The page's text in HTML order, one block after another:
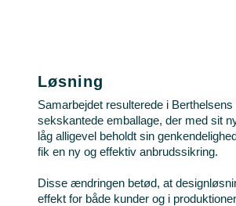
Løsning
Samarbejdet resulterede i
sekskantede emballage, der med sit
låg alligevel beholdt sin
fik en ny og effektiv anbrudssikring.
Disse ændringen betød, at
effekt for både kunder og i